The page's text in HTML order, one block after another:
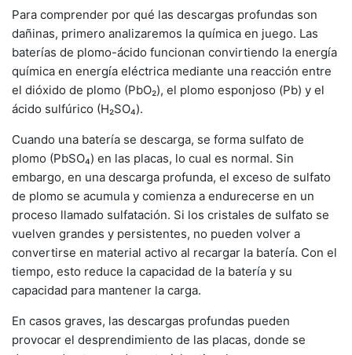
Para comprender por qué las descargas profundas son
dañinas, primero analizaremos la química en juego. Las
baterías de plomo-ácido funcionan convirtiendo la energía
química en energía eléctrica mediante una reacción entre
el dióxido de plomo (PbO₂), el plomo esponjoso (Pb) y el
ácido sulfúrico (H₂SO₄).
Cuando una batería se descarga, se forma sulfato de
plomo (PbSO₄) en las placas, lo cual es normal. Sin
embargo, en una descarga profunda, el exceso de sulfato
de plomo se acumula y comienza a endurecerse en un
proceso llamado sulfatación. Si los cristales de sulfato se
vuelven grandes y persistentes, no pueden volver a
convertirse en material activo al recargar la batería. Con el
tiempo, esto reduce la capacidad de la batería y su
capacidad para mantener la carga.
En casos graves, las descargas profundas pueden
provocar el desprendimiento de las placas, donde se